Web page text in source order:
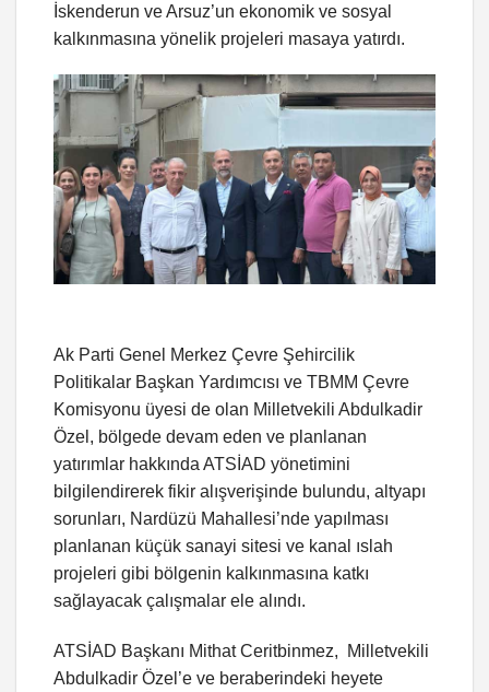
İskenderun ve Arsuz’un ekonomik ve sosyal
kalkınmasına yönelik projeleri masaya yatırdı.
Ak Parti Genel Merkez Çevre Şehircilik
Politikalar Başkan Yardımcısı ve TBMM Çevre
Komisyonu üyesi de olan Milletvekili Abdulkadir
Özel, bölgede devam eden ve planlanan
yatırımlar hakkında ATSİAD yönetimini
bilgilendirerek fikir alışverişinde bulundu, altyapı
sorunları, Nardüzü Mahallesi’nde yapılması
planlanan küçük sanayi sitesi ve kanal ıslah
projeleri gibi bölgenin kalkınmasına katkı
sağlayacak çalışmalar ele alındı.
ATSİAD Başkanı Mithat Ceritbinmez, Milletvekili
Abdulkadir Özel’e ve beraberindeki heyete